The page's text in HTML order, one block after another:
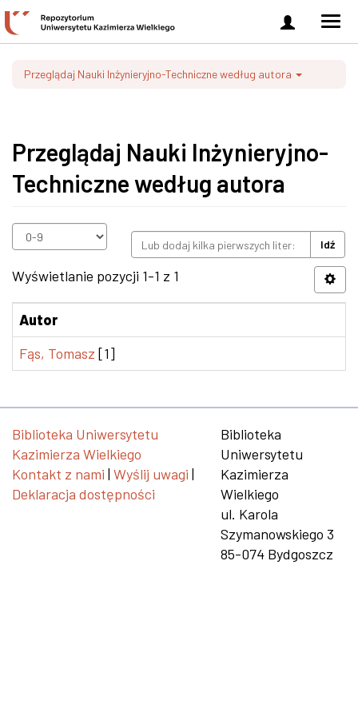
Zaloguj
się
Przeglądaj Nauki Inżynieryjno-Techniczne według autora
Przeglądaj Nauki Inżynieryjno-
Techniczne według autora
Idź
Wyświetlanie pozycji 1-1 z 1
Autor
Fąs, Tomasz [1]
Biblioteka Uniwersytetu
Kazimierza Wielkiego
Kontakt z nami | Wyślij uwagi |
Deklaracja dostępności
Biblioteka
Uniwersytetu
Kazimierza
Wielkiego
ul. Karola
Szymanowskiego 3
85-074 Bydgoszcz